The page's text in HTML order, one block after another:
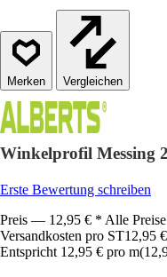
Vergleichen
Winkelprofil Messing
Erste Bewertung schreiben
Preis — 12,95 € * Alle
Versandkosten pro ST12,95 €
Entspricht 12,95 € pro m(